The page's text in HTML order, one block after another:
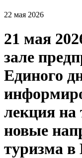
22 мая 2026
21 мая
зале
Единого
лекция
новые
туризма в